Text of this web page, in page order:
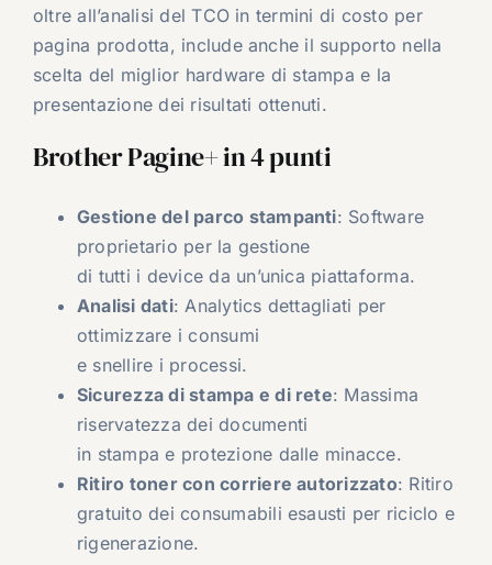
oltre all’analisi del TCO in termini di costo per
pagina prodotta, include anche il supporto nella
scelta del miglior hardware di stampa e la
presentazione dei risultati ottenuti.
Brother Pagine+ in 4 punti
Gestione del parco stampanti: Software
proprietario per la gestione
di tutti i device da un’unica piattaforma.
Analisi dati: Analytics dettagliati per
ottimizzare i consumi
e snellire i processi.
Sicurezza di stampa e di rete: Massima
riservatezza dei documenti
in stampa e protezione dalle minacce.
Ritiro toner con corriere autorizzato: Ritiro
gratuito dei consumabili esausti per riciclo e
rigenerazione.